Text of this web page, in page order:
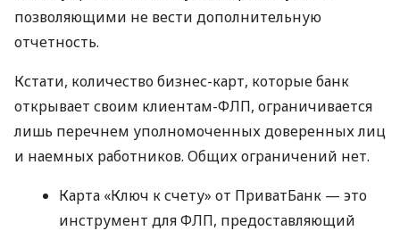
позволяющими не вести дополнительную
отчетность.
Кстати, количество бизнес-карт, которые банк
открывает своим клиентам-ФЛП, ограничивается
лишь перечнем уполномоченных доверенных лиц
и наемных работников. Общих ограничений нет.
Карта «Ключ к счету» от ПриватБанк — это
инструмент для ФЛП, предоставляющий